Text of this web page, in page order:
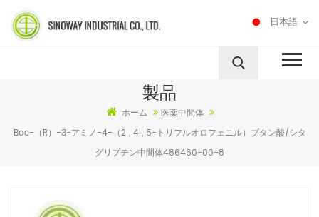
日本語
製品
ホーム
医薬中間体
Boc-（r）-3-アミノ-4-（2 , 4 , 5-トリフルオロフェニル）ブタン酸/シタ
グリプチン中間体486460-00-8